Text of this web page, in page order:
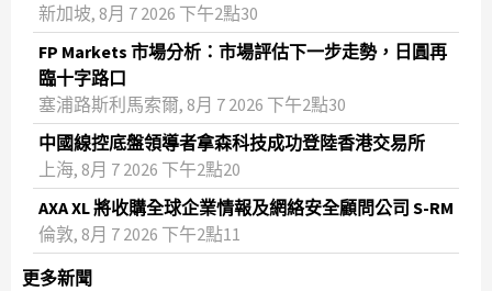
新加坡, 8月 7 2026 下午2點30
FP Markets 市場分析：市場評估下一步走勢，日圓再
臨十字路口
塞浦路斯利馬索爾, 8月 7 2026 下午2點30
中國線控底盤領導者拿森科技成功登陸香港交易所
上海, 8月 7 2026 下午2點20
AXA XL 將收購全球企業情報及網絡安全顧問公司 S-RM
倫敦, 8月 7 2026 下午2點11
更多新聞